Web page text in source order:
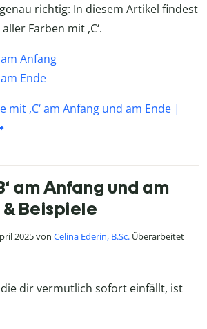
richtig: In diesem Artikel findest
Farben mit ,C‘.
am Anfang
Ende
mit ,C‘ am Anfang und am Ende |
am Anfang und am
& Beispiele
2025 von Celina Ederin, B.Sc. Überarbeitet
die dir vermutlich sofort einfällt, ist